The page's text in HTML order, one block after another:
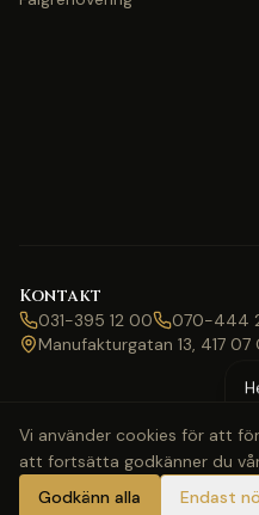
Kontakt
031-395 12 00 070-444
Manufakturgatan 13, 417
©2026Däck Dax.
WebbkartaKlarna
Vi använder cookies för att
att fortsätta godkänner du
Godkänn alla
Endast